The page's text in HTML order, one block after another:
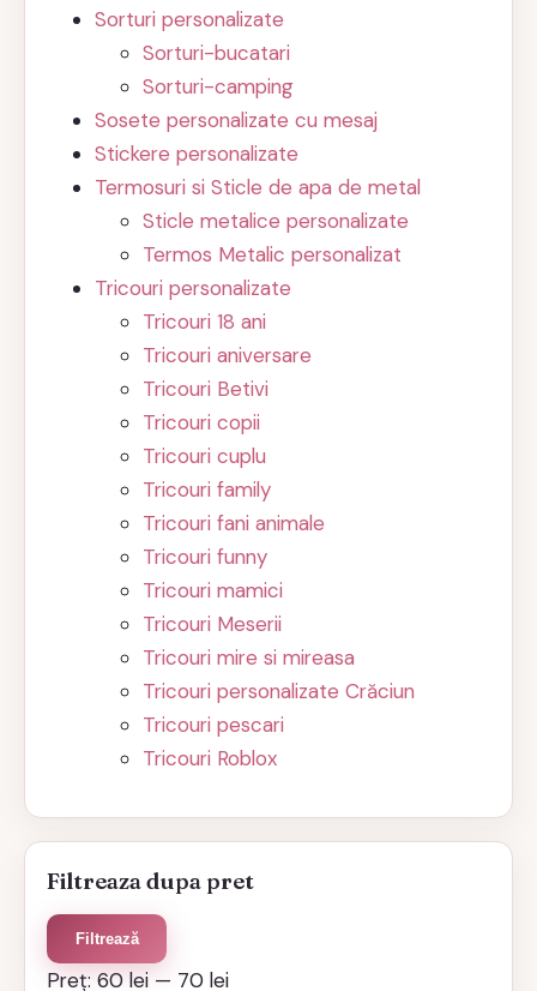
Sorturi personalizate
Sorturi-bucatari
Sorturi-camping
Sosete personalizate cu mesaj
Stickere personalizate
Termosuri si Sticle de apa de metal
Sticle metalice personalizate
Termos Metalic personalizat
Tricouri personalizate
Tricouri 18 ani
Tricouri aniversare
Tricouri Betivi
Tricouri copii
Tricouri cuplu
Tricouri family
Tricouri fani animale
Tricouri funny
Tricouri mamici
Tricouri Meserii
Tricouri mire si mireasa
Tricouri personalizate Crăciun
Tricouri pescari
Tricouri Roblox
Filtreaza dupa pret
Preț
minim
Preț
maxim
Filtrează
Preț:60 lei — 70 lei